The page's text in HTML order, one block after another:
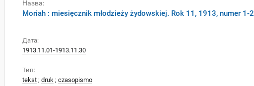
Назва:
Moriah : miesięcznik młodzieży żydowskiej. Rok 11, 1913, numer 1-2
Дата:
1913.11.01-1913.11.30
Тип:
tekst ; druk ; czasopismo